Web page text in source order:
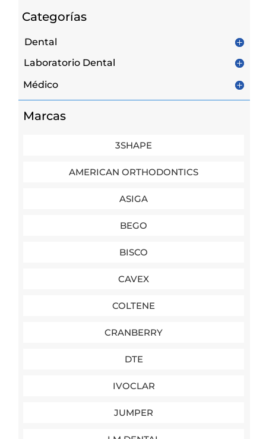
Categorías
Dental
Laboratorio Dental
Médico
Marcas
3SHAPE
AMERICAN ORTHODONTICS
ASIGA
BEGO
BISCO
CAVEX
COLTENE
CRANBERRY
DTE
IVOCLAR
JUMPER